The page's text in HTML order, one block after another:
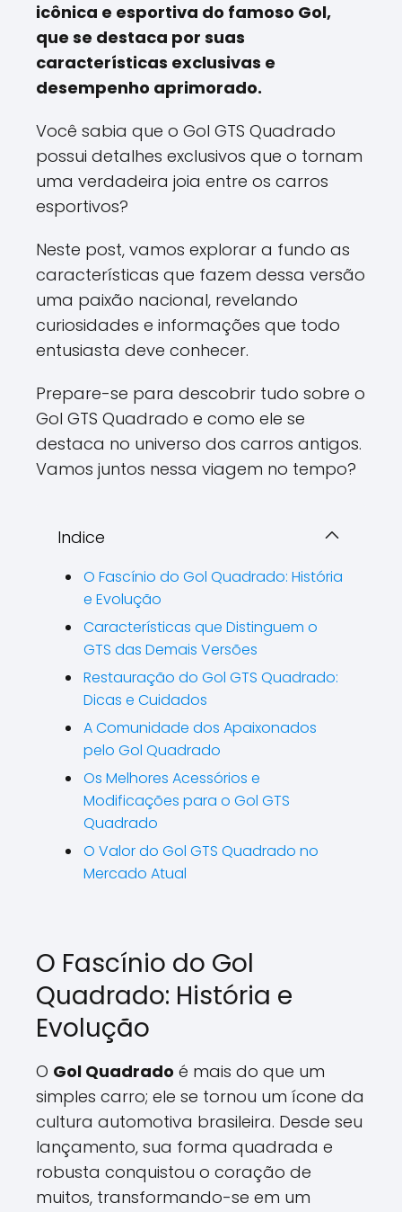
icônica e esportiva do famoso Gol,
que se destaca por suas
características exclusivas e
desempenho aprimorado.
Você sabia que o Gol GTS Quadrado
possui detalhes exclusivos que o tornam
uma verdadeira joia entre os carros
esportivos?
Neste post, vamos explorar a fundo as
características que fazem dessa versão
uma paixão nacional, revelando
curiosidades e informações que todo
entusiasta deve conhecer.
Prepare-se para descobrir tudo sobre o
Gol GTS Quadrado e como ele se
destaca no universo dos carros antigos.
Vamos juntos nessa viagem no tempo?
Indice
O Fascínio do Gol Quadrado: História
e Evolução
Características que Distinguem o
GTS das Demais Versões
Restauração do Gol GTS Quadrado:
Dicas e Cuidados
A Comunidade dos Apaixonados
pelo Gol Quadrado
Os Melhores Acessórios e
Modificações para o Gol GTS
Quadrado
O Valor do Gol GTS Quadrado no
Mercado Atual
O Fascínio do Gol
Quadrado: História e
Evolução
O Gol Quadrado é mais do que um
simples carro; ele se tornou um ícone da
cultura automotiva brasileira. Desde seu
lançamento, sua forma quadrada e
robusta conquistou o coração de
muitos, transformando-se em um